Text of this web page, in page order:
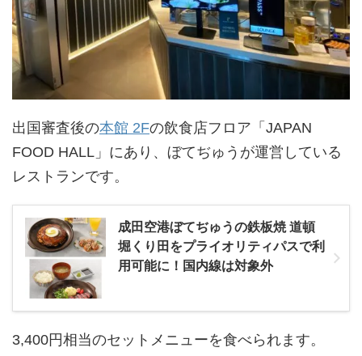
出国審査後の本館 2Fの飲食店フロア「JAPAN
FOOD HALL」にあり、ぼてぢゅうが運営している
レストランです。
成田空港ぼてぢゅうの鉄板焼 道頓
堀くり田をプライオリティパスで利
用可能に！国内線は対象外
3,400円相当のセットメニューを食べられます。